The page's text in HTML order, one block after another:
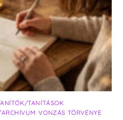
TANÍTÁSOK
,VONZÁS TÖRVÉNYE